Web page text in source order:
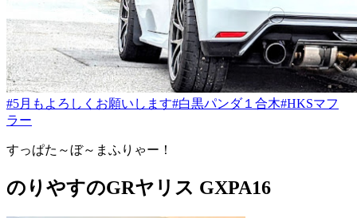
#5月もよろしくお願いします#白黒パンダ１合木#HKSマフ
ラー
すっぱた～ぼ～まふりゃー！
のりやすのGRヤリス GXPA16